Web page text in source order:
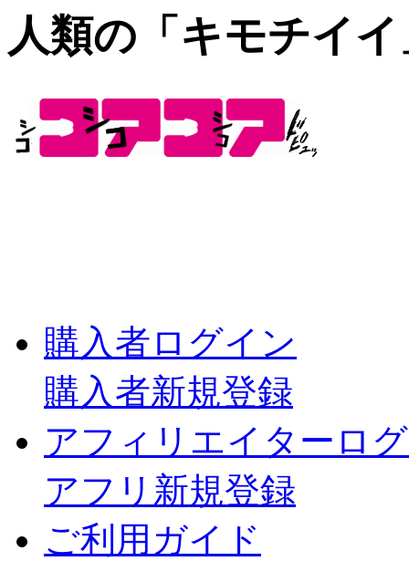
人類の「キモチイ
購入者ログイン
購入者新規登録
アフィリエイターロ
アフリ新規登録
ご利用ガイド